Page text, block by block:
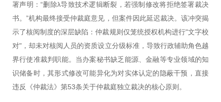
署声明：“删除λ导致技术逻辑断裂，若强制修改将拒绝签署裁决
书。”机构最终接受仲裁庭意见，但案件因此延迟裁决。该冲突揭
示了核阅制度的深层缺陷：仲裁规则仅笼统授权机构进行"文字校
对"，却未对核阅人员的资质设立分级标准，导致行政辅助角色越
界行使准裁判职能。当办案秘书缺乏能源、金融等专业领域的知
识储备时，其形式修改可能异化为对实体认定的隐蔽干预，直接
违反《仲裁法》第53条关于仲裁庭独立裁决的核心原则。